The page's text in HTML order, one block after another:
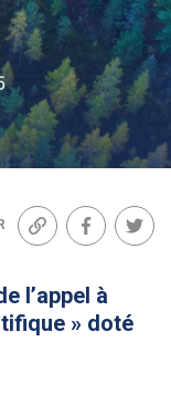
Lien Facebook
l’appel à
» doté